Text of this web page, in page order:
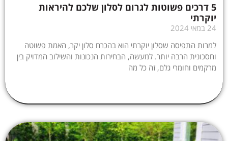
5 דרכים פשוטות לגרום לסלון שלכם להיראות
יוקרתי
24 במאי 2024
למרות התפיסה שסלון יוקרתי הוא בהכרח סלון יקר, האמת פשוטה
וחסכונית הרבה יותר. למעשה, הבחירות הנכונות והשילוב המדויק בין
מרקמים וחומרי גלם, זה כל מה